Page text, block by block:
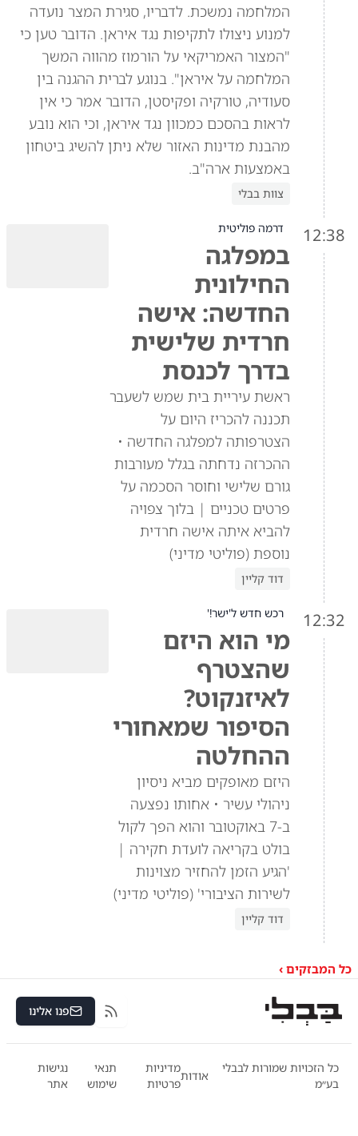
המלחמה נמשכת. לדבריו, סגירת המצר נועדה
למנוע ניצולו לתקיפות נגד איראן. הדובר טען כי
"המצור האמריקאי על הורמוז מהווה המשך
המלחמה על איראן". בנוגע לברית ההגנה בין
סעודיה, טורקיה ופקיסטן, הדובר אמר כי אין
לראות בהסכם כמכוון נגד איראן, וכי הוא נובע
מהבנת מדינות האזור שלא ניתן להשיג ביטחון
באמצעות ארה"ב.
צוות בבלי
12:38 דרמה פוליטית
במפלגה
החילונית
החדשה: אישה
חרדית שלישית
בדרך לכנסת
ראשת עיריית בית שמש לשעבר
תכננה להכריז היום על
הצטרפותה למפלגה החדשה •
ההכרזה נדחתה בגלל מעורבות
גורם שלישי וחוסר הסכמה על
פרטים טכניים | בלוך צפויה
להביא איתה אישה חרדית
נוספת (פוליטי מדיני)
דוד קליין
12:32 רכש חדש ל'ישר!'
מי הוא היזם
שהצטרף
לאיזנקוט?
הסיפור שמאחורי
ההחלטה
היזם מאופקים מביא ניסיון
ניהולי עשיר • אחותו נפצעה
ב-7 באוקטובר והוא הפך לקול
בולט בקריאה לועדת חקירה |
'הגיע הזמן להחזיר מצוינות
לשירות הציבורי' (פוליטי מדיני)
דוד קליין
כל המבזקים ›
RSS פנו אלינו
כל הזכויות שמורות לבבלי
בע״מ
אודות
מדיניות
פרטיות
תנאי
שימוש
נגישות
אתר